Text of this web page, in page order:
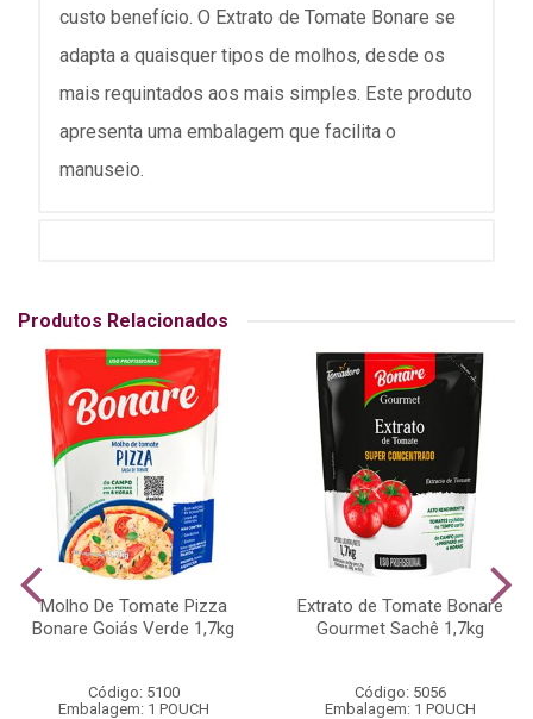
custo benefício. O Extrato de Tomate Bonare se
adapta a quaisquer tipos de molhos, desde os
mais requintados aos mais simples. Este produto
apresenta uma embalagem que facilita o
manuseio.
Produtos Relacionados
Molho De Tomate Pizza
Bonare Goiás Verde 1,7kg
Código: 5100
Embalagem: 1 POUCH
Extrato de Tomate Bonare
Gourmet Sachê 1,7kg
Código: 5056
Embalagem: 1 POUCH